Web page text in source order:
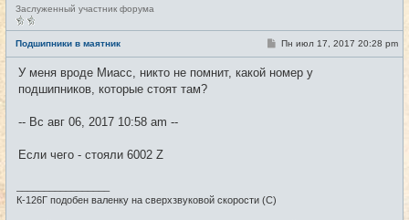
Н
е
в
с
е
т
и
Заслуженный участник форума
Подшипники в маятник #1
С
б
Пн июл 17, 2017 20:28 pm
У меня вроде Миасс, никто не помнит, какой номер у
подшипников, которые стоят там?
-- Вс авг 06, 2017 10:58 am --
Если чего - стояли 6002 Z
К-126Г подобен валенку на сверхзвуковой скорости (С)